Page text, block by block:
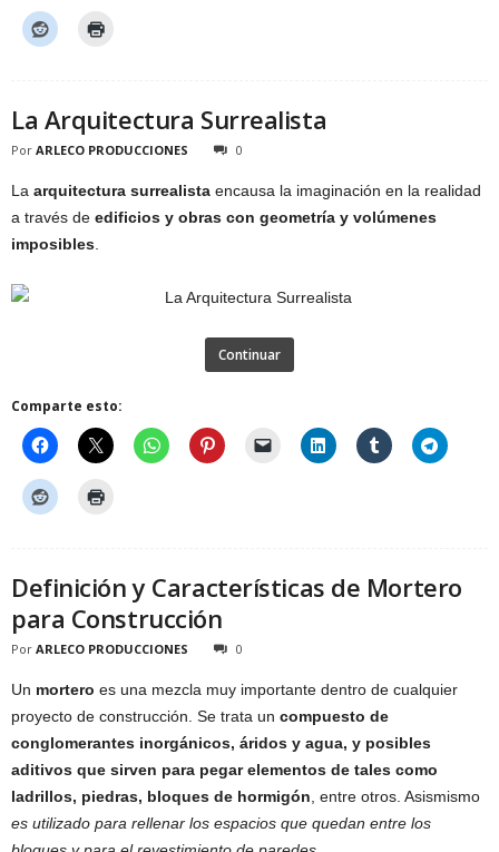
La Arquitectura Surrealista
Por ARLECO PRODUCCIONES 0
La arquitectura surrealista encausa la imaginación en la realidad
a través de edificios y obras con geometría y volúmenes
imposibles
Continuar
Comparte esto:
Definición y Características de Mortero
para Construcción
Por ARLECO PRODUCCIONES 0
Un mortero es una mezcla muy importante dentro de cualquier
proyecto de construcción. Se trata un compuesto de
conglomerantes inorgánicos, áridos y agua, y posibles
aditivos que sirven para pegar elementos de tales como
ladrillos, piedras, bloques de hormigón , entre otros. Asismismo
es utilizado para rellenar los espacios que quedan entre los